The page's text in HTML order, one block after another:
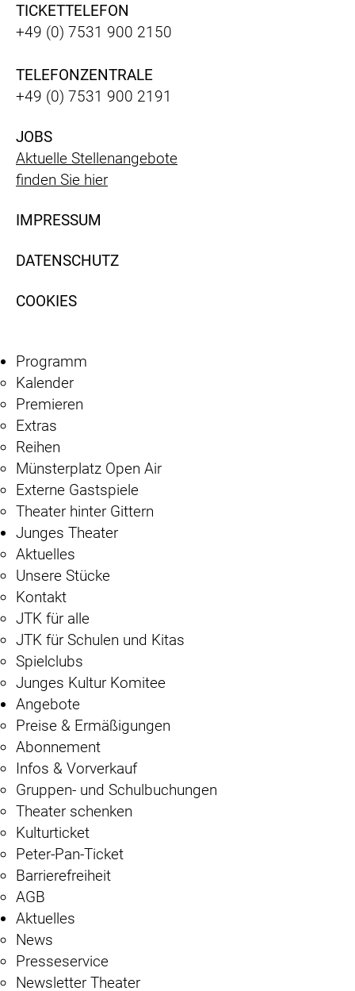
TICKETTELEFON
+49 (0) 7531 900 2150
TELEFONZENTRALE
+49 (0) 7531 900 2191
JOBS
Aktuelle Stellenangebote
finden Sie hier
IMPRESSUM
DATENSCHUTZ
COOKIES
Programm
Kalender
Premieren
Extras
Reihen
Münsterplatz Open Air
Externe Gastspiele
Theater hinter Gittern
Junges Theater
Aktuelles
Unsere Stücke
Kontakt
JTK für alle
JTK für Schulen und Kitas
Spielclubs
Junges Kultur Komitee
Angebote
Preise & Ermäßigungen
Abonnement
Infos & Vorverkauf
Gruppen- und Schulbuchungen
Theater schenken
Kulturticket
Peter-Pan-Ticket
Barrierefreiheit
AGB
Aktuelles
News
Presseservice
Newsletter Theater